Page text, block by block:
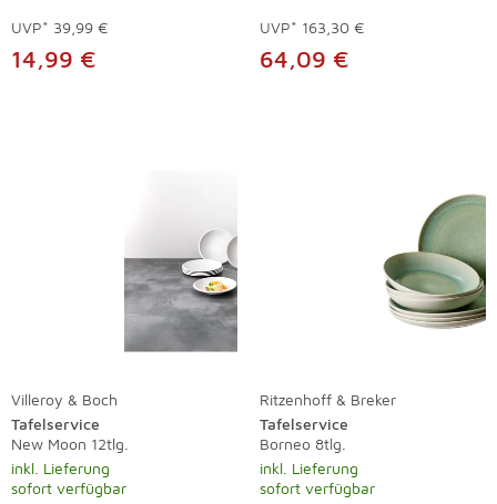
UVP* 39,99 €
14,99 €
UVP* 163,30 €
64,09 €
Villeroy & Boch
Tafelservice
New Moon 12tlg.
inkl. Lieferung
sofort verfügbar
Ritzenhoff & Breker
Tafelservice
Borneo 8tlg.
inkl. Lieferung
sofort verfügbar